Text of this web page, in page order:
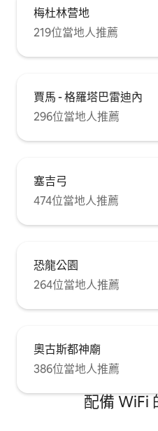
梅杜林营地
219位當地人推薦
賈馬 - 格羅塔巴雷迪內
296位當地人推薦
塞吉弓
474位當地人推薦
恐龍公園
264位當地人推薦
奧古斯都神廟
386位當地人推薦
配備 WiFi